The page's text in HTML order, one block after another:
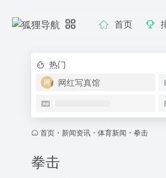
首页
热门
网红写真馆
首页 • 新闻资讯 • 体育新闻 • 拳击
拳击